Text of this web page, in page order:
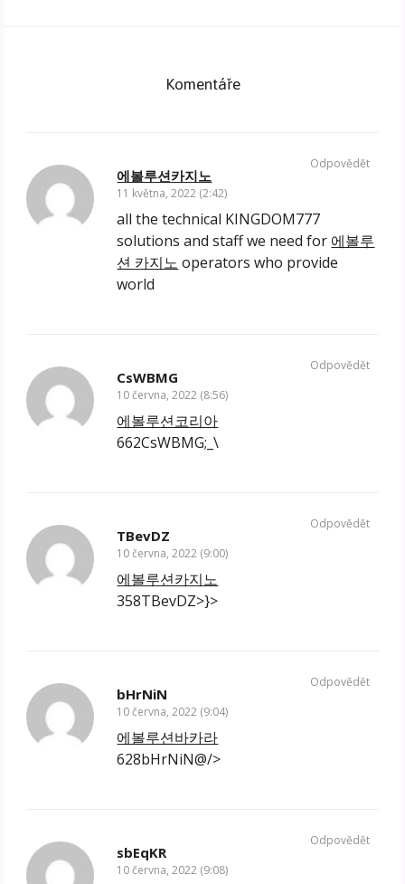
Komentáře
에볼루션카지노
11 května, 2022 (2:42)
all the technical KINGDOM777
solutions and staff we need for 에볼루
션 카지노 operators who provide
world
Odpovědět
CsWBMG
10 června, 2022 (8:56)
에볼루션코리아
662CsWBMG;_\
Odpovědět
TBevDZ
10 června, 2022 (9:00)
에볼루션카지노
358TBevDZ>}>
Odpovědět
bHrNiN
10 června, 2022 (9:04)
에볼루션바카라
628bHrNiN@/>
Odpovědět
sbEqKR
10 června, 2022 (9:08)
Odpovědět